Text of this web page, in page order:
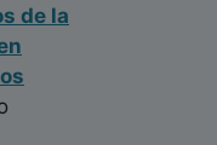
de la